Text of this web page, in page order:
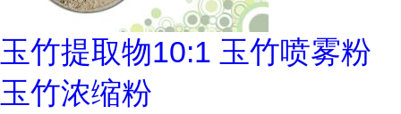
玉竹提取物10:1 玉竹喷雾粉
玉竹浓缩粉